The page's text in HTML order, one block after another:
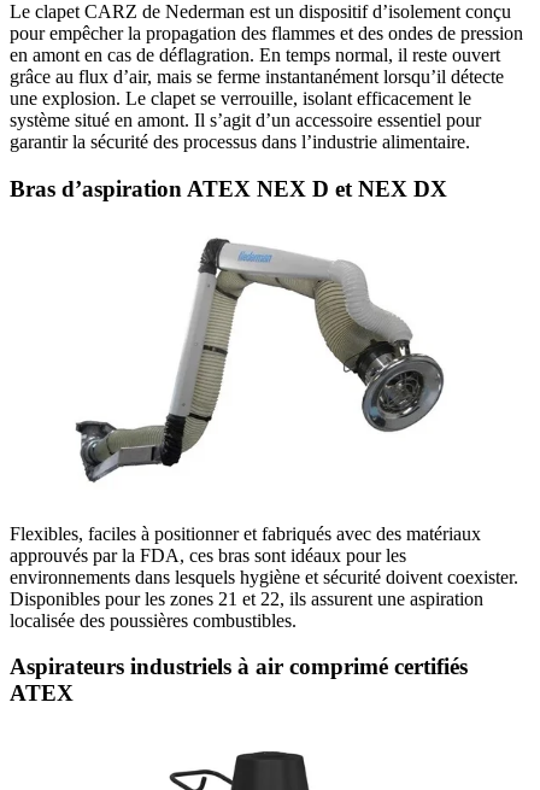
Le clapet CARZ de Nederman est un dispositif d’isolement conçu
pour empêcher la propagation des flammes et des ondes de pression
en amont en cas de déflagration. En temps normal, il reste ouvert
grâce au flux d’air, mais se ferme instantanément lorsqu’il détecte
une explosion. Le clapet se verrouille, isolant efficacement le
système situé en amont. Il s’agit d’un accessoire essentiel pour
garantir la sécurité des processus dans l’industrie alimentaire.
Bras d’aspiration ATEX NEX D et NEX DX
Flexibles, faciles à positionner et fabriqués avec des matériaux
approuvés par la FDA, ces bras sont idéaux pour les
environnements dans lesquels hygiène et sécurité doivent coexister.
Disponibles pour les zones 21 et 22, ils assurent une aspiration
localisée des poussières combustibles.
Aspirateurs industriels à air comprimé certifiés
ATEX